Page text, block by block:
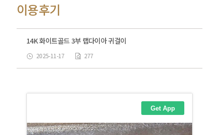
이용후기
14K 화이트골드 3부 랩다이아 귀걸이
2025-11-17 277